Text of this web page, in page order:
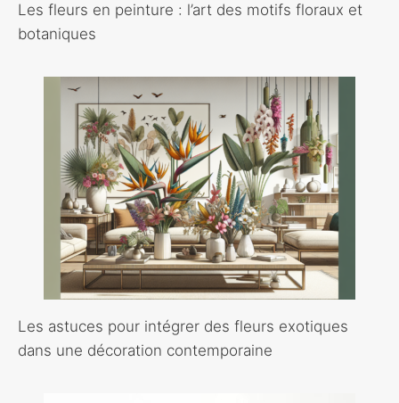
Les fleurs en peinture : l’art des motifs floraux et
botaniques
Les astuces pour intégrer des fleurs exotiques
dans une décoration contemporaine